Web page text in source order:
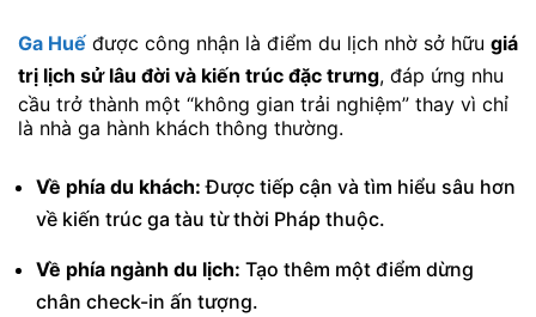
Ga Huế được công nhận là điểm du lịch nhờ sở hữu giá
trị lịch sử lâu đời và kiến trúc đặc trưng, đáp ứng nhu
cầu trở thành một “không gian trải nghiệm” thay vì chỉ
là nhà ga hành khách thông thường.
Về phía du khách: Được tiếp cận và tìm hiểu sâu hơn
về kiến trúc ga tàu từ thời Pháp thuộc.
Về phía ngành du lịch: Tạo thêm một điểm dừng
chân check-in ấn tượng.